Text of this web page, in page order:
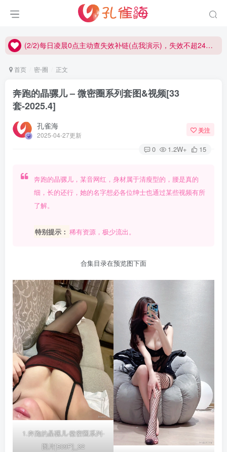
(2/2)每日凌晨0点主动查失效补链(点我演示)，失效不超24小时，
(2/2)每日凌晨0点主动查失效补链(点我演示)，失效不超24小时，
首页 密⋅圈 正文
奔跑的晶骡儿 – 微密圈系列套图&视频[33
套-2025.4]
孔雀海
2025-04-27更新
关注
0 1.2W+ 15
奔跑的晶骡儿，某音网红，身材属于清瘦型的，腰是真的
细，长的还行，她的名字想必各位绅士也通过某些视频有所
了解。
特别提示： 稀有资源，极少流出。
合集目录在预览图下面
1.奔跑的晶骡儿-微密圈系列-
图片[509P]_32